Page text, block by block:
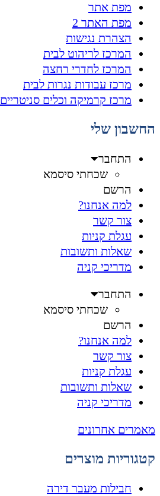
מפת אתר
מפת האתר 2
הצהרת נגישות
המרכז לריהוט לבית
המרכז לחדרי רחצה
מרכז עבודות נגרות לבית
מרכז קרמיקה וכלים סניטריים
החשבון שלי
התחבר
שכחתי סיסמא
הרשם
למה אנחנו?
צור קשר
עגלת קניות
שאלות ותשובות
מדריכי קניה
התחבר
שכחתי סיסמא
הרשם
למה אנחנו?
צור קשר
עגלת קניות
שאלות ותשובות
מדריכי קניה
מאמרים אחרונים
קטגוריות מוצרים
חבילות מעבר דירה